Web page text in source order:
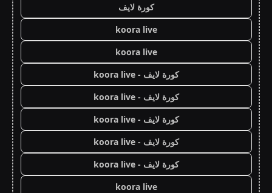
كورة لايف
koora live
koora live
كورة لايف - koora live
كورة لايف - koora live
كورة لايف - koora live
كورة لايف - koora live
كورة لايف - koora live
koora live